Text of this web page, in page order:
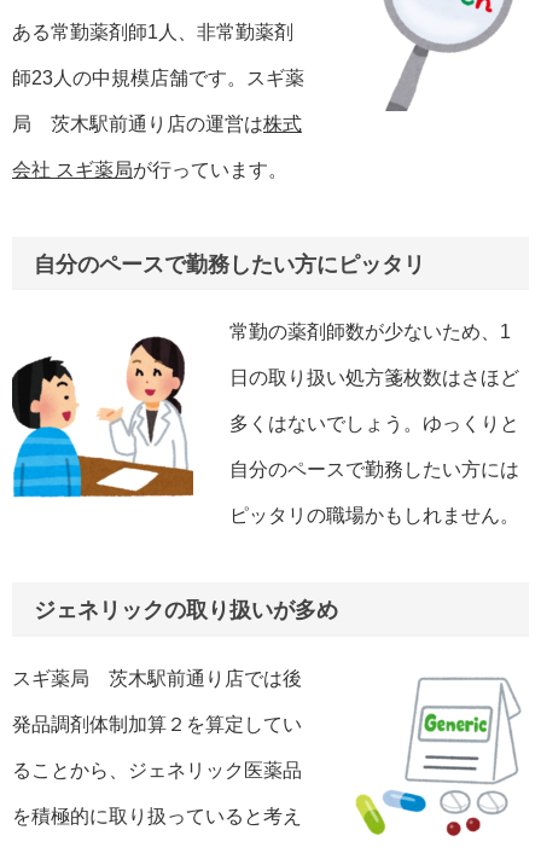
ある常勤薬剤師1人、非常勤薬剤
師23人の中規模店舗です。スギ薬
局 茨木駅前通り店の運営は株式
会社 スギ薬局が行っています。
自分のペースで勤務したい方にピッタリ
常勤の薬剤師数が少ないため、1
日の取り扱い処方箋枚数はさほど
多くはないでしょう。ゆっくりと
自分のペースで勤務したい方には
ピッタリの職場かもしれません。
ジェネリックの取り扱いが多め
スギ薬局 茨木駅前通り店では後
発品調剤体制加算２を算定してい
ることから、ジェネリック医薬品
を積極的に取り扱っていると考え